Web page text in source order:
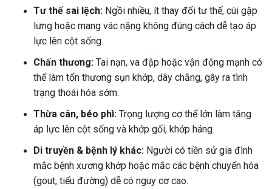
Tư thế sai lệch: Ngồi nhiều, ít thay đổi tư thế, cúi gập
lưng hoặc mang vác nặng không đúng cách dễ tạo áp
lực lên cột sống.
Chấn thương: Tai nạn, va đập hoặc vận động mạnh có
thể làm tổn thương sụn khớp, dây chằng, gây ra tình
trạng thoái hóa sớm.
Thừa cân, béo phì: Trọng lượng cơ thể lớn làm tăng
áp lực lên cột sống và khớp gối, khớp háng.
Di truyền & bệnh lý khác: Người có tiền sử gia đình
mắc bệnh xương khớp hoặc mắc các bệnh chuyển hóa
(gout, tiểu đường) dễ có nguy cơ cao.